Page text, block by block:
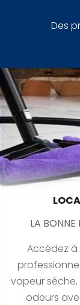
Des
LA
Accédez
vapeur
odeurs